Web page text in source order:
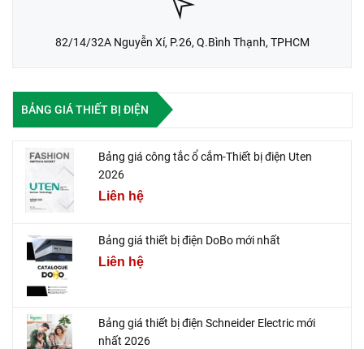
82/14/32A Nguyễn Xí, P.26, Q.Bình Thạnh, TPHCM
BẢNG GIÁ THIẾT BỊ ĐIỆN
Bảng giá công tắc ổ cắm-Thiết bị điện Uten
2026
Liên hệ
Bảng giá thiết bị điện DoBo mới nhất
Liên hệ
Bảng giá thiết bị điện Schneider Electric mới
nhất 2026